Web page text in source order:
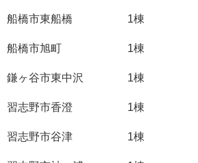
船橋市東船橋 1棟
船橋市旭町 1棟
鎌ヶ谷市東中沢 1棟
習志野市香澄 1棟
習志野市谷津 1棟